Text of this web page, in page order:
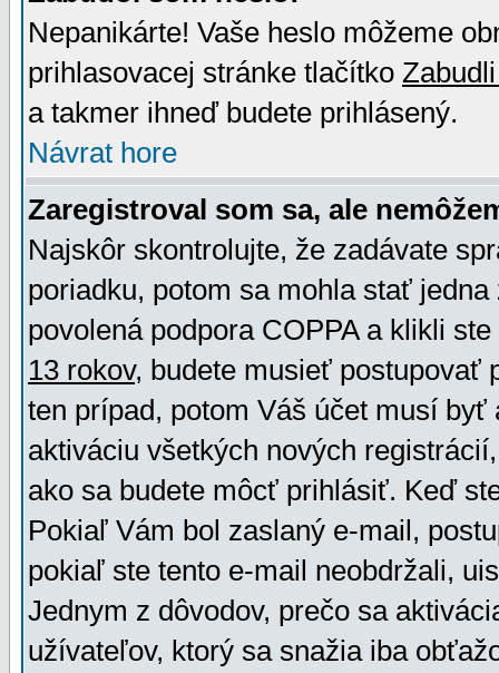
Nepanikárte! Vaše heslo môžeme
prihlasovacej stránke tlačítko
a takmer ihneď budete prihlásený.
Návrat hore
Zaregistroval som sa, ale
Najskôr skontrolujte, že zadávate
poriadku, potom sa mohla stať
povolená podpora COPPA a klikli
13 rokov, budete musieť postupovať
ten prípad, potom Váš účet musí
aktiváciu všetkých nových
ako sa budete môcť prihlásiť. Keď
Pokiaľ Vám bol zaslaný e-mail,
pokiaľ ste tento e-mail neobdržali,
Jednym z dôvodov, prečo sa
užívateľov, ktorý sa snažia iba